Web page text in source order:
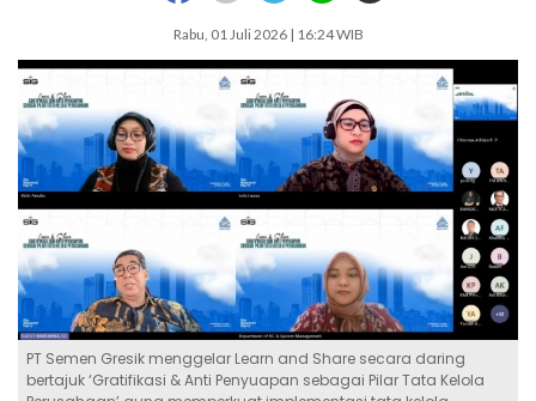
Rabu, 01 Juli 2026 | 16:24 WIB
PT Semen Gresik menggelar Learn and Share secara daring
bertajuk ‘Gratifikasi & Anti Penyuapan sebagai Pilar Tata Kelola